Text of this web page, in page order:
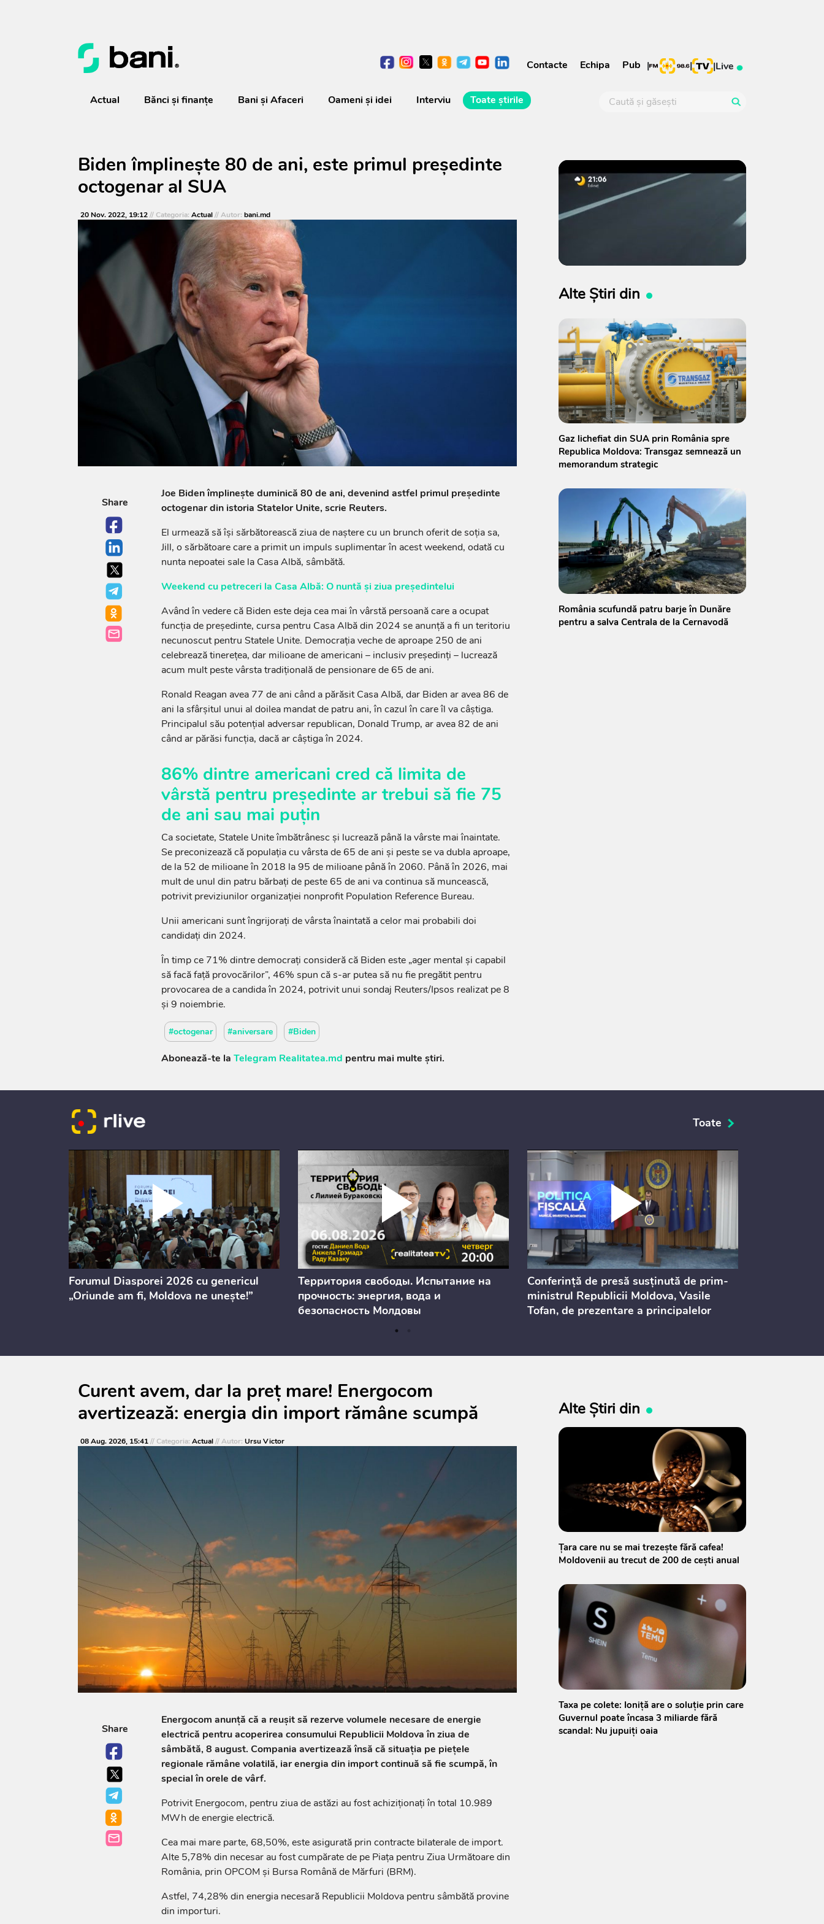
Contacte Echipa Pub | | |Live
Actual Bănci şi finanţe Bani și Afaceri Oameni şi idei Interviu Toate știrile
Biden împlinește 80 de ani, este primul președinte
octogenar al SUA
20 Nov. 2022, 19:12// Categoria: Actual// Autor: bani.md
Share
Joe Biden împlinește duminică 80 de ani, devenind astfel primul președinte
octogenar din istoria Statelor Unite, scrie Reuters.
El urmează să își sărbătorească ziua de naștere cu un brunch oferit de soția sa,
Jill, o sărbătoare care a primit un impuls suplimentar în acest weekend, odată cu
nunta nepoatei sale la Casa Albă, sâmbătă.
Weekend cu petreceri la Casa Albă: O nuntă și ziua președintelui
Având în vedere că Biden este deja cea mai în vârstă persoană care a ocupat
funcția de președinte, cursa pentru Casa Albă din 2024 se anunță a fi un teritoriu
necunoscut pentru Statele Unite. Democrația veche de aproape 250 de ani
celebrează tinerețea, dar milioane de americani – inclusiv președinți – lucrează
acum mult peste vârsta tradițională de pensionare de 65 de ani.
Ronald Reagan avea 77 de ani când a părăsit Casa Albă, dar Biden ar avea 86 de
ani la sfârșitul unui al doilea mandat de patru ani, în cazul în care îl va câștiga.
Principalul său potențial adversar republican, Donald Trump, ar avea 82 de ani
când ar părăsi funcția, dacă ar câștiga în 2024.
86% dintre americani cred că limita de
vârstă pentru președinte ar trebui să fie 75
de ani sau mai puțin
Ca societate, Statele Unite îmbătrânesc și lucrează până la vârste mai înaintate.
Se preconizează că populația cu vârsta de 65 de ani și peste se va dubla aproape,
de la 52 de milioane în 2018 la 95 de milioane până în 2060. Până în 2026, mai
mult de unul din patru bărbați de peste 65 de ani va continua să muncească,
potrivit previziunilor organizației nonprofit Population Reference Bureau.
Unii americani sunt îngrijorați de vârsta înaintată a celor mai probabili doi
candidați din 2024.
În timp ce 71% dintre democrați consideră că Biden este „ager mental și capabil
să facă față provocărilor”, 46% spun că s-ar putea să nu fie pregătit pentru
provocarea de a candida în 2024, potrivit unui sondaj Reuters/Ipsos realizat pe 8
și 9 noiembrie.
#octogenar #aniversare #Biden
Abonează-te la Telegram Realitatea.md pentru mai multe știri.
Alte Știri din
Gaz lichefiat din SUA prin România spre
Republica Moldova: Transgaz semnează un
memorandum strategic
România scufundă patru barje în Dunăre
pentru a salva Centrala de la Cernavodă
Toate
Forumul Diasporei 2026 cu genericul
„Oriunde am fi, Moldova ne unește!”
Территория свободы. Испытание на
прочность: энергия, вода и
безопасность Молдовы
Conferință de presă susținută de prim-
ministrul Republicii Moldova, Vasile
Tofan, de prezentare a principalelor
consultărilor publice
Curent avem, dar la preț mare! Energocom
avertizează: energia din import rămâne scumpă
08 Aug. 2026, 15:41// Categoria: Actual// Autor: Ursu Victor
Share
Energocom anunță că a reușit să rezerve volumele necesare de energie
electrică pentru acoperirea consumului Republicii Moldova în ziua de
sâmbătă, 8 august. Compania avertizează însă că situația pe piețele
regionale rămâne volatilă, iar energia din import continuă să fie scumpă, în
special în orele de vârf.
Potrivit Energocom, pentru ziua de astăzi au fost achiziționați în total 10.989
MWh de energie electrică.
Cea mai mare parte, 68,50%, este asigurată prin contracte bilaterale de import.
Alte 5,78% din necesar au fost cumpărate de pe Piața pentru Ziua Următoare din
România, prin OPCOM și Bursa Română de Mărfuri (BRM).
Astfel, 74,28% din energia necesară Republicii Moldova pentru sâmbătă provine
din importuri.
Alte Știri din
Țara care nu se mai trezește fără cafea!
Moldovenii au trecut de 200 de cești anual
Taxa pe colete: Ioniță are o soluție prin care
Guvernul poate încasa 3 miliarde fără
scandal: Nu jupuiți oaia